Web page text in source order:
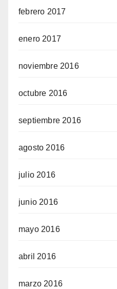
febrero 2017
enero 2017
noviembre 2016
octubre 2016
septiembre 2016
agosto 2016
julio 2016
junio 2016
mayo 2016
abril 2016
marzo 2016